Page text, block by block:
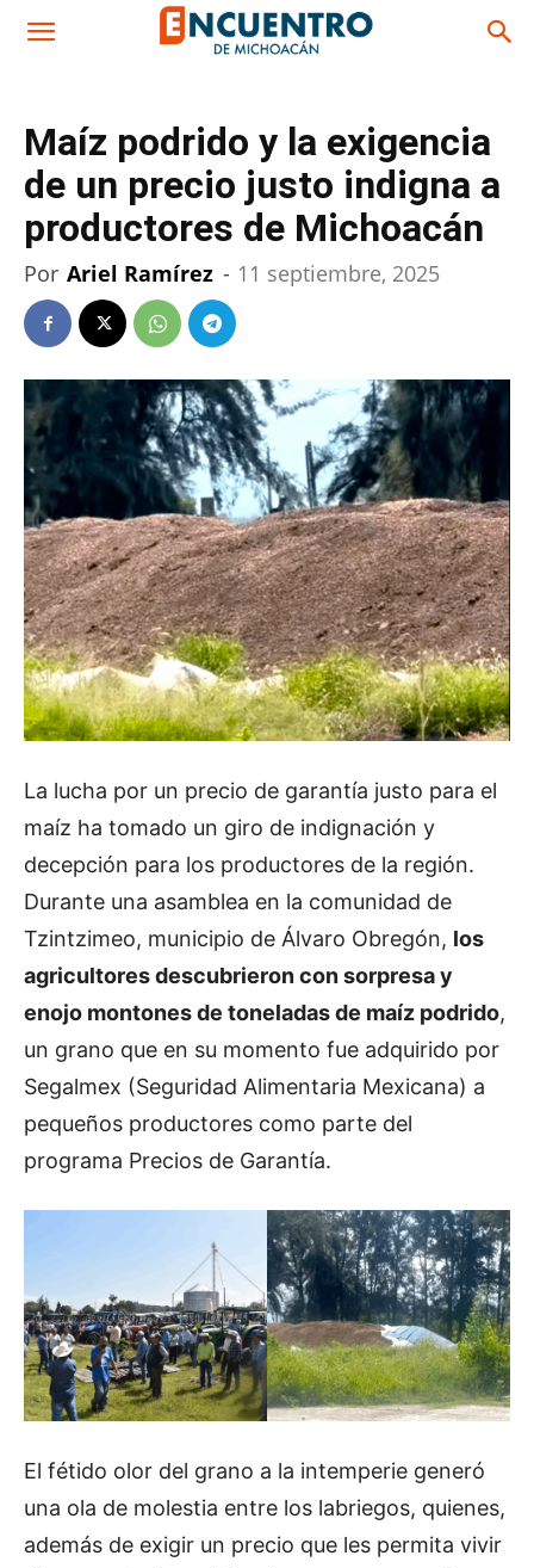
Maíz podrido y la exigencia
de un precio justo indigna a
productores de Michoacán
Por Ariel Ramírez - 11 septiembre, 2025
La lucha por un precio de garantía justo para el
maíz ha tomado un giro de indignación y
decepción para los productores de la región.
Durante una asamblea en la comunidad de
Tzintzimeo, municipio de Álvaro Obregón, los
agricultores descubrieron con sorpresa y
enojo montones de toneladas de maíz podrido,
un grano que en su momento fue adquirido por
Segalmex (Seguridad Alimentaria Mexicana) a
pequeños productores como parte del
programa Precios de Garantía.
El fétido olor del grano a la intemperie generó
una ola de molestia entre los labriegos, quienes,
además de exigir un precio que les permita vivir